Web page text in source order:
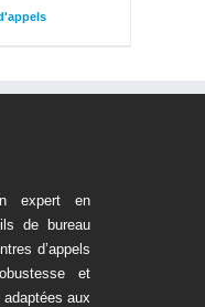
expert en
de bureau
d’appels
et
aux